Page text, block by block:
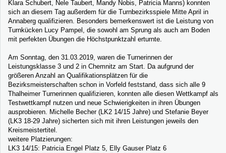
Klara Schubert, Nele Taubert, Mandy Nobis, Patricia Manns) konnten
sich an diesem Tag außerdem für die Turnbezirksspiele Mitte April in
Annaberg qualifizieren. Besonders bemerkenswert ist die Leistung von
Turnkücken Lucy Pampel, die sowohl am Sprung als auch am Boden
mit perfekten Übungen die Höchstpunktzahl erturnte.
Am Sonntag, den 31.03.2019, waren die Turnerinnen der
Leistungsklasse 3 und 2 in Chemnitz am Start. Da aufgrund der
größeren Anzahl an Qualifikationsplätzen für die
Bezirksmeisterschaften schon in Vorfeld feststand, dass sich alle 9
Thalheimer Turnerinnen qualifizieren, konnten alle diesen Wettkampf als
Testwettkampf nutzen und neue Schwierigkeiten in ihren Übungen
ausprobieren. Michelle Becher (LK2 14/15 Jahre) und Stefanie Beyer
(LK3 18-29 Jahre) sicherten sich mit ihren Leistungen jeweils den
Kreismeistertitel.
weitere Platzierungen:
LK3 14/15: Patricia Engel Platz 5, Elly Gauser Platz 6